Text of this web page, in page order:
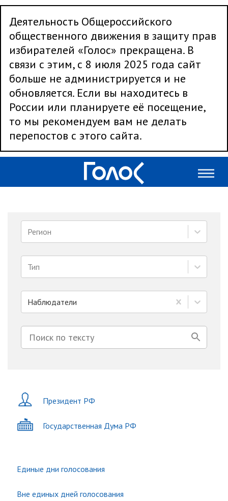
Деятельность Общероссийского
общественного движения в защиту прав
избирателей «Голос» прекращена. В
связи с этим, с 8 июля 2025 года сайт
больше не администрируется и не
обновляется. Если вы находитесь в
России или планируете её посещение,
то мы рекомендуем вам не делать
перепостов с этого сайта.
Регион
Тип
Наблюдатели
Президент РФ
Государственная Дума РФ
Единые дни голосования
Вне единых дней голосования